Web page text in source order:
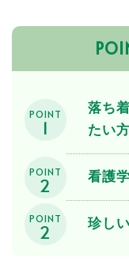
POINT
1
落ち
たい
POINT
2 看護
POINT
2 珍し